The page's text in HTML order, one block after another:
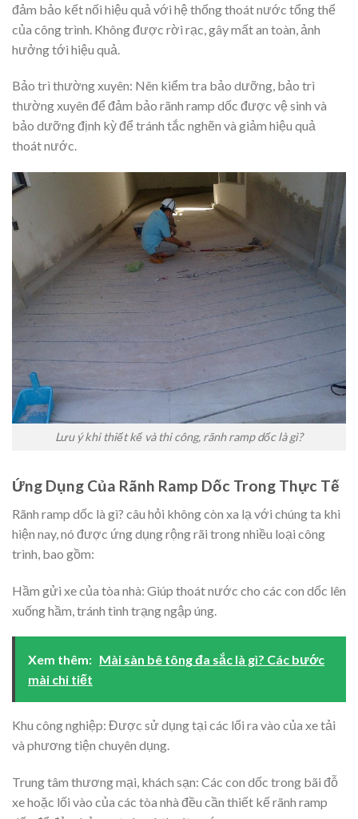
đảm bảo kết nối hiệu quả với hệ thống thoát nước tổng thể
của công trình. Không được rời rạc, gây mất an toàn, ảnh
hưởng tới hiệu quả.
Bảo trì thường xuyên: Nên kiểm tra bảo dưỡng, bảo trì
thường xuyên để đảm bảo rãnh ramp dốc được vệ sinh và
bảo dưỡng định kỳ để tránh tắc nghẽn và giảm hiệu quả
thoát nước.
Lưu ý khi thiết kế và thi công, rãnh ramp dốc là gì?
Ứng Dụng Của Rãnh Ramp Dốc Trong Thực Tế
Rãnh ramp dốc là gì? câu hỏi không còn xa lạ với chúng ta khi
hiện nay, nó được ứng dụng rộng rãi trong nhiều loại công
trình, bao gồm:
Hầm gửi xe của tòa nhà: Giúp thoát nước cho các con dốc lên
xuống hầm, tránh tình trạng ngập úng.
Xem thêm: Mài sàn bê tông đa sắc là gì? Các bước
mài chi tiết
Khu công nghiệp: Được sử dụng tại các lối ra vào của xe tải
và phương tiện chuyên dụng.
Trung tâm thương mại, khách sạn: Các con dốc trong bãi đỗ
xe hoặc lối vào của các tòa nhà đều cần thiết kế rãnh ramp